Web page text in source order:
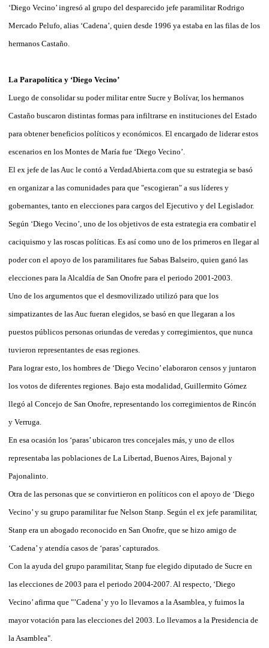
‘Diego Vecino’ ingresó al grupo del desparecido jefe paramilitar Rodrigo
Mercado Pelufo, alias ‘Cadena’, quien desde 1996 ya estaba en las filas de los
hermanos Castaño.
La Parapolítica y ‘Diego Vecino’
Luego de consolidar su poder militar entre Sucre y Bolívar, los hermanos
Castaño buscaron distintas formas para infiltrarse en instituciones del Estado
para obtener beneficios políticos y económicos. El encargado de liderar estos
escenarios en los Montes de María fue ‘Diego Vecino’.
El ex jefe de las Auc le contó a VerdadAbierta.com que su estrategia se basó
en organizar a las comunidades para que "escogieran" a sus líderes y
gobernantes, tanto en elecciones para cargos del Ejecutivo y del Legislador.
Según ‘Diego Vecino’, uno de los objetivos de esta estrategia era combatir el
caciquismo y las roscas políticas. Es así como uno de los primeros en llegar al
poder con el apoyo de los paramilitares fue Sabas Balseiro, quien ganó las
elecciones para la Alcaldía de San Onofre para el periodo 2001-2003.
Uno de los argumentos que el desmovilizado utilizó para que los
simpatizantes de las Auc fueran elegidos, se basó en que llegaran a los
puestos públicos personas oriundas de veredas y corregimientos, que nunca
tuvieron representantes de esas regiones.
Para lograr esto, los hombres de ‘Diego Vecino’ elaboraron censos y juntaron
los votos de diferentes regiones. Bajo esta modalidad, Guillermito Gómez
llegó al Concejo de San Onofre, representando los corregimientos de Rincón
y Verruga.
En esa ocasión los ‘paras’ ubicaron tres concejales más, y uno de ellos
representaba las poblaciones de La Libertad, Buenos Aires, Bajonal y
Pajonalinto.
Otra de las personas que se convirtieron en políticos con el apoyo de ‘Diego
Vecino’ y su grupo paramilitar fue Nelson Stanp. Según el ex jefe paramilitar,
Stanp era un abogado reconocido en San Onofre, que se hizo amigo de
‘Cadena’ y atendía casos de ‘paras’ capturados.
Con la ayuda del grupo paramilitar, Stanp fue elegido diputado de Sucre en
las elecciones de 2003 para el periodo 2004-2007. Al respecto, ‘Diego
Vecino’ afirma que "’Cadena’ y yo lo llevamos a la Asamblea, y fuimos la
mayor votación para las elecciones del 2003. Lo llevamos a la Presidencia de
la Asamblea".